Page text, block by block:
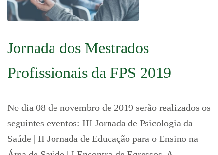
Jornada dos Mestrados
Profissionais da FPS 2019
No dia 08 de novembro de 2019 serão realizados os
seguintes eventos: III Jornada de Psicologia da
Saúde | II Jornada de Educação para o Ensino na